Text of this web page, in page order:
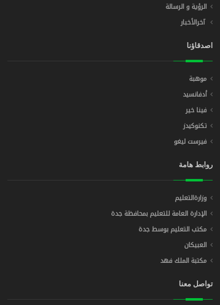
الرؤية و الرسالة
آخرالأخبار
اصدقاؤنا
موهبة
أدفانسيد
فينا خير
تكنوكيدز
فيرست ليغو
روابط هامة
وزارةالتعليم
الإدارة العامة للتعليم بمحافظة جدة
مكتب التعليم بوسط جدة
العبيكان
مكتبة الملك فهد
تواصل معنا